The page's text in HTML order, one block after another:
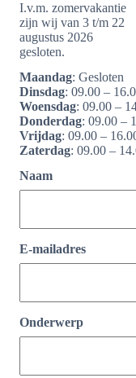
I.v.m. zomervakantie
zijn wij van 3 t/m 22
augustus 2026
gesloten.
Maandag: Gesloten
Dinsdag: 09.00 –
Woensdag: 09.00 –
Donderdag: 09.00 –
Vrijdag: 09.00 –
Zaterdag: 09.00 –
Naam
E-mailadres
Onderwerp